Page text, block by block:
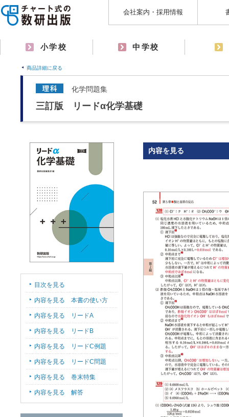
会社案内・採用情報
小学校 中学校
商品詳細に戻る
化学問題集
三訂版 リードα化学基礎
内容を見る
目次を見る
内容を見る 本書の使い方
内容を見る リードA
内容を見る リードB
内容を見る リードC例題
内容を見る リードC問題
内容を見る 巻末特集
内容を見る 解答